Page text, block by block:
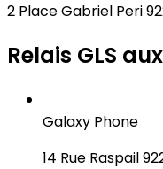
2 Place Gabriel Peri
Relais GLS
Galaxy Phone
14 Rue Raspail